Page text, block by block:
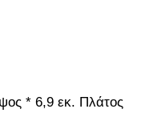
* 6,9 εκ. Πλάτος